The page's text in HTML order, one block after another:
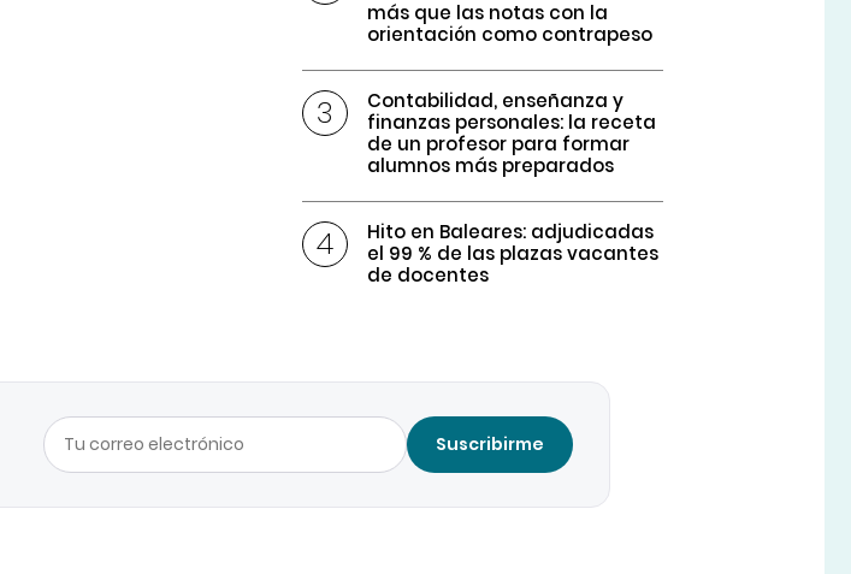
más que las notas con la
orientación como contrapeso
Contabilidad, enseñanza y
finanzas personales: la receta
de un profesor para formar
alumnos más preparados
Hito en Baleares: adjudicadas
el 99 % de las plazas vacantes
de docentes
Suscribirme